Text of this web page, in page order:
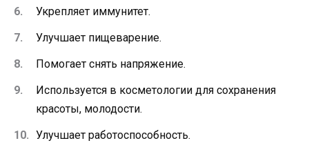
Укрепляет иммунитет.
Улучшает пищеварение.
Помогает снять напряжение.
Используется в косметологии для сохранения
красоты, молодости.
Улучшает работоспособность.